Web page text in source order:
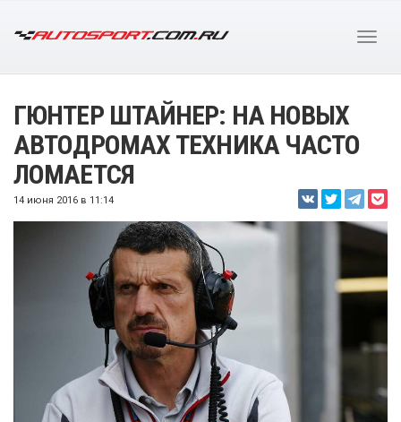
ГЮНТЕР ШТАЙНЕР: НА НОВЫХ
АВТОДРОМАХ ТЕХНИКА ЧАСТО
ЛОМАЕТСЯ
14 июня 2016 в 11:14